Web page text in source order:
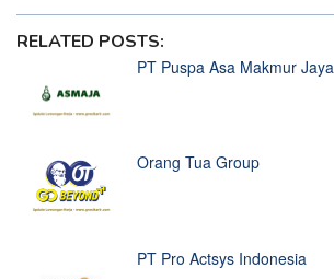
RELATED POSTS:
PT Puspa Asa Makmur Jaya
Orang Tua Group
PT Pro Actsys Indonesia